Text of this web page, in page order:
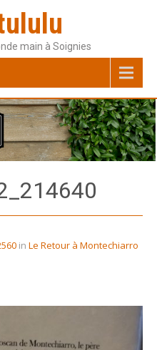
main à Soignies
in Le Retour à Montechiarro